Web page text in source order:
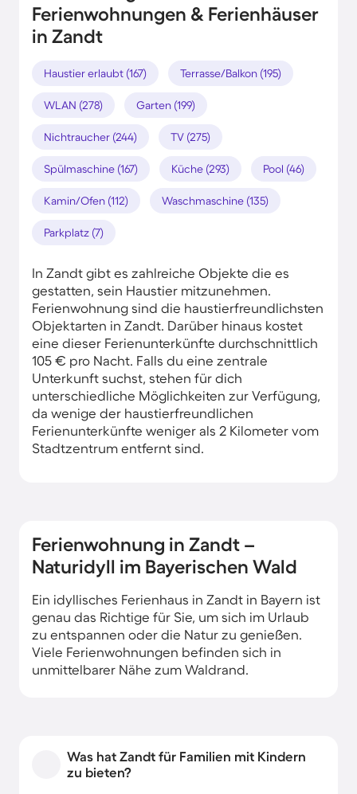
Ferienwohnungen & Ferienhäuser
in Zandt
Haustier erlaubt (167) Terrasse/Balkon (195)
WLAN (278) Garten (199)
Nichtraucher (244) TV (275)
Spülmaschine (167) Küche (293) Pool (46)
Kamin/Ofen (112) Waschmaschine (135)
Parkplatz (7)
In Zandt gibt es zahlreiche Objekte die es
gestatten, sein Haustier mitzunehmen.
Ferienwohnung sind die haustierfreundlichsten
Objektarten in Zandt. Darüber hinaus kostet
eine dieser Ferienunterkünfte durchschnittlich
105 € pro Nacht. Falls du eine zentrale
Unterkunft suchst, stehen für dich
unterschiedliche Möglichkeiten zur Verfügung,
da wenige der haustierfreundlichen
Ferienunterkünfte weniger als 2 Kilometer vom
Stadtzentrum entfernt sind.
Ferienwohnung in Zandt –
Naturidyll im Bayerischen Wald
Ein idyllisches Ferienhaus in Zandt in Bayern ist
genau das Richtige für Sie, um sich im Urlaub
zu entspannen oder die Natur zu genießen.
Viele Ferienwohnungen befinden sich in
unmittelbarer Nähe zum Waldrand.
Was hat Zandt für Familien mit Kindern
zu bieten?